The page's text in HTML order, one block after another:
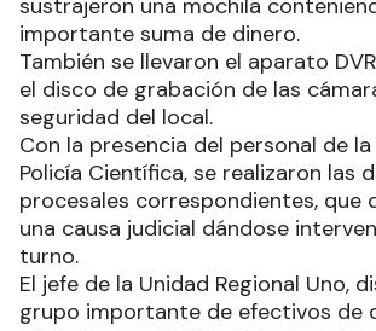
sustrajeron una mochila
importante suma de dinero.
También se llevaron el aparato
el disco de grabación de las
seguridad del local.
Con la presencia del personal de
Policía Científica, se realizaron las
procesales correspondientes, que
una causa judicial dándose
turno.
El jefe de la Unidad Regional Uno,
grupo importante de efectivos de